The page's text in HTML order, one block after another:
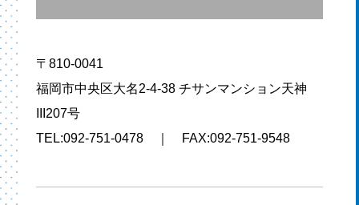
〒810-0041
福岡市中央区大名2-4-38 チサンマンション天神
III207号
TEL:092-751-0478 ｜ FAX:092-751-9548